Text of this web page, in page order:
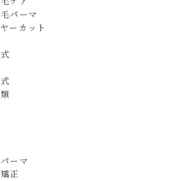
パーマ
ーカット
ーマ
正